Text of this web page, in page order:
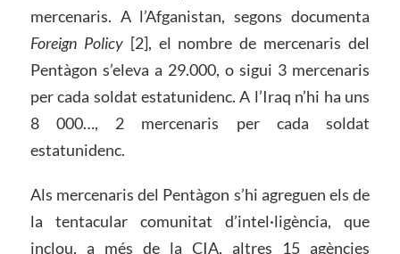
mercenaris. A l’Afganistan, segons documenta
Foreign Policy[2], el nombre de mercenaris del
Pentàgon s’eleva a 29.000, o sigui 3 mercenaris
per cada soldat estatunidenc. A l’Iraq n’hi ha uns
8 000…, 2 mercenaris per cada soldat
estatunidenc.
Als mercenaris del Pentàgon s’hi agreguen els de
la tentacular comunitat d’intel·ligència, que
inclou, a més de la CIA, altres 15 agències